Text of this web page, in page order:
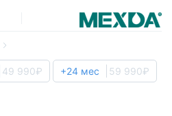
49 990₽ +24 мес 59 990₽